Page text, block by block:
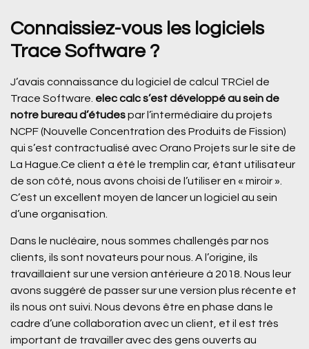
Connaissiez-vous les logiciels
Trace Software ?
J’avais connaissance du logiciel de calcul TRCiel de
Trace Software. elec calc s’est développé au sein de
notre bureau d’étudespar l’intermédiaire du projets
NCPF (Nouvelle Concentration des Produits de Fission)
qui s’est contractualisé avec Orano Projets sur le site de
La Hague.Ce client a été le tremplin car, étant utilisateur
de son côté, nous avons choisi de l’utiliser en « miroir ».
C’est un excellent moyen de lancer un logiciel au sein
d’une organisation.
Dans le nucléaire, nous sommes challengés par nos
clients, ils sont novateurs pour nous. A l’origine, ils
travaillaient sur une version antérieure à 2018. Nous leur
avons suggéré de passer sur une version plus récente et
ils nous ont suivi. Nous devons être en phase dans le
cadre d’une collaboration avec un client, et il est très
important de travailler avec des gens ouverts au